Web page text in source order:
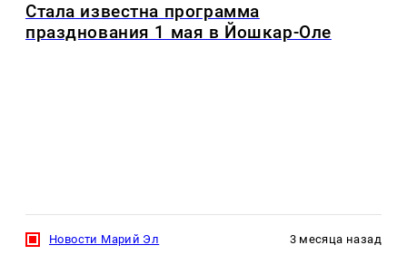
Стала известна программа
празднования 1 мая в Йошкар-Оле
Новости Марий Эл 3 месяца назад